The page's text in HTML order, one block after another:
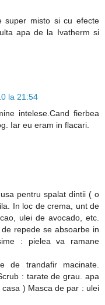
super misto si cu efecte
apa de la Ivatherm si
la 21:54
intelese.Cand fierbea
Iar eu eram in flacari.
pentru spalat dintii ( o
In loc de crema, unt de
ulei de avocado, etc.
repede se absoarbe in
: pielea va ramane
de trandafir macinate.
: tarate de grau. apa
) Masca de par : ulei